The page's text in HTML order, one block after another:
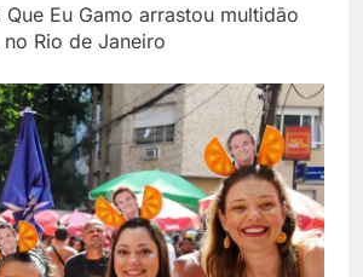
Eu Gamo arrastou multidão
Rio de Janeiro